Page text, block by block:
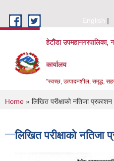
English
हेटौंडा उपमहानगरपालिका,
कार्यालय
"स्वच्छ, उत्पादनशील, समृद्ध,
You are here
Home » लिखित परीक्षाको नतिजा
लिखित परीक्षाको